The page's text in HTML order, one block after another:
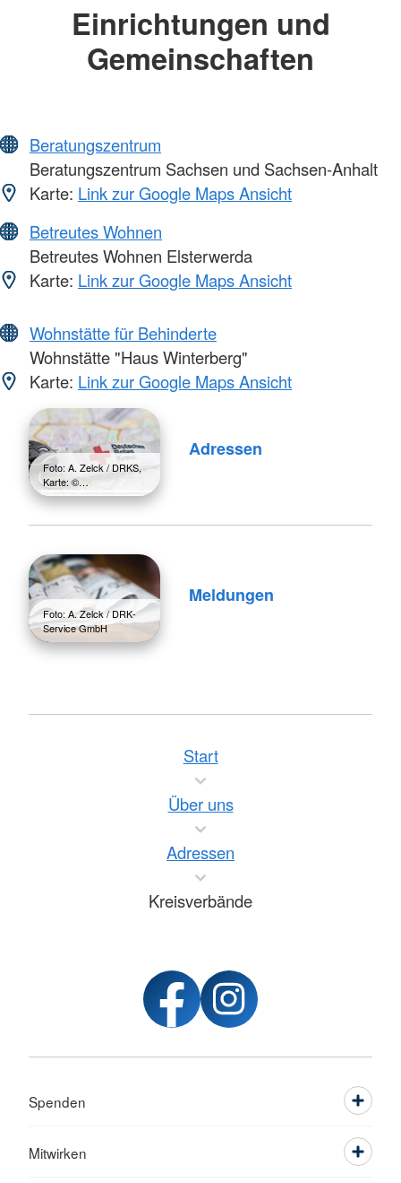
Einrichtungen und
Gemeinschaften
Beratungszentrum
Beratungszentrum Sachsen und Sachsen-Anhalt
Karte: Link zur Google Maps Ansicht
Betreutes Wohnen
Betreutes Wohnen Elsterwerda
Karte: Link zur Google Maps Ansicht
Wohnstätte für Behinderte
Wohnstätte "Haus Winterberg"
Karte: Link zur Google Maps Ansicht
Foto: A. Zelck / DRKS,
Karte: ©…
Adressen
Foto: A. Zelck / DRK-
Service GmbH
Meldungen
Start
Über uns
Adressen
Kreisverbände
Spenden
Mitwirken